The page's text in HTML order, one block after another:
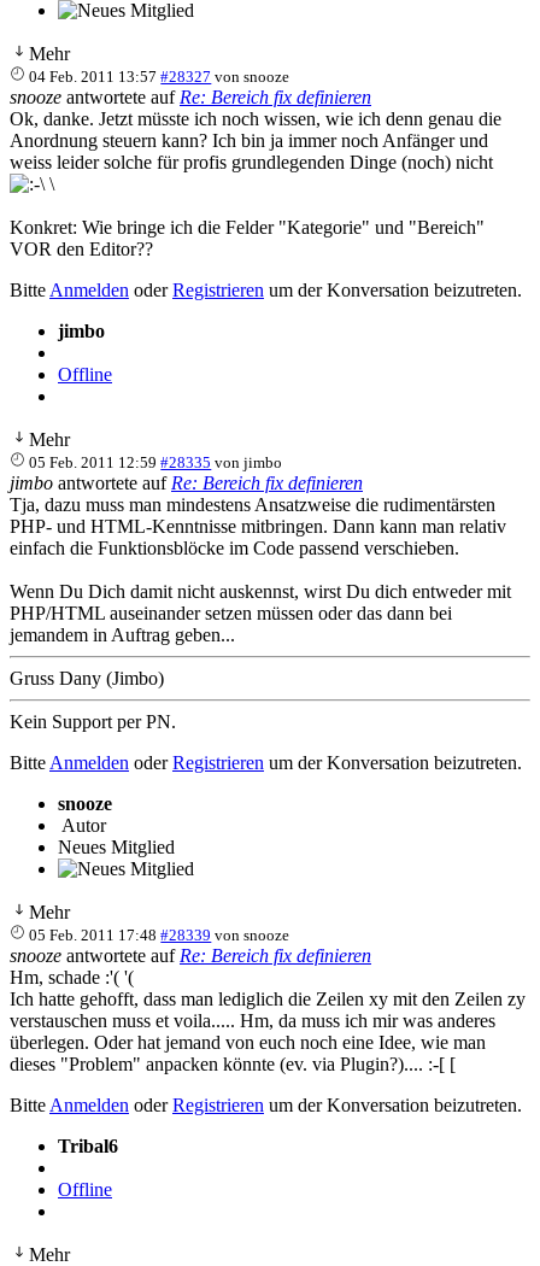
Mehr
04 Feb. 2011 13:57 #28327 vonsnooze
snooze antwortete auf Re: Bereich fix definieren
Ok, danke. Jetzt müsste ich noch wissen, wie ich denn genau die
Anordnung steuern kann? Ich bin ja immer noch Anfänger und
weiss leider solche für profis grundlegenden Dinge (noch) nicht
\
Konkret: Wie bringe ich die Felder "Kategorie" und "Bereich"
VOR den Editor??
Bitte Anmelden oderRegistrieren um der Konversation beizutreten.
jimbo
Offline
Mehr
05 Feb. 2011 12:59 #28335 vonjimbo
jimbo antwortete auf Re: Bereich fix definieren
Tja, dazu muss man mindestens Ansatzweise die rudimentärsten
PHP- und HTML-Kenntnisse mitbringen. Dann kann man relativ
einfach die Funktionsblöcke im Code passend verschieben.
Wenn Du Dich damit nicht auskennst, wirst Du dich entweder mit
PHP/HTML auseinander setzen müssen oder das dann bei
jemandem in Auftrag geben...
Gruss Dany (Jimbo)
Kein Support per PN.
Bitte Anmelden oderRegistrieren um der Konversation beizutreten.
snooze
Autor
Neues Mitglied
Mehr
05 Feb. 2011 17:48 #28339 vonsnooze
snooze antwortete auf Re: Bereich fix definieren
Hm, schade :'( '(
Ich hatte gehofft, dass man lediglich die Zeilen xy mit den Zeilen zy
verstauschen muss et voila..... Hm, da muss ich mir was anderes
überlegen. Oder hat jemand von euch noch eine Idee, wie man
dieses "Problem" anpacken könnte (ev. via Plugin?).... :-[ [
Bitte Anmelden oderRegistrieren um der Konversation beizutreten.
Tribal6
Offline
Mehr